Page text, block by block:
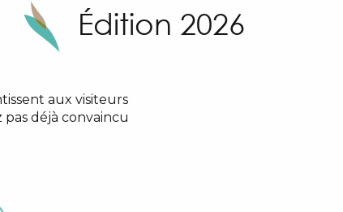
Édition 2026
aux visiteurs
déjà convaincu